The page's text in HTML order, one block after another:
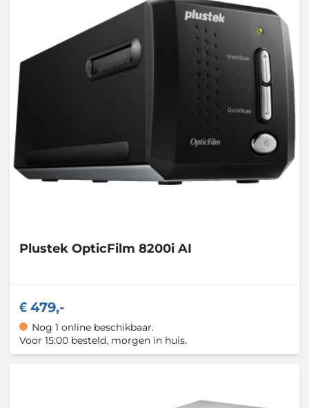
Plustek OpticFilm 8200i AI
479,-
Nog 1 online beschikbaar.
Voor 15:00 besteld, morgen in huis.